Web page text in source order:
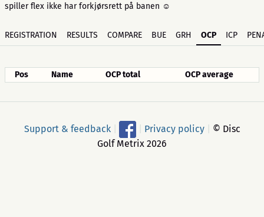
spiller flex ikke har forkjørsrett på banen ☺️
REGISTRATION RESULTS COMPARE BUE GRH OCP ICP
Pos Name OCP total OCP average
Support & feedback Privacy policy
© Disc
Golf Metrix 2026